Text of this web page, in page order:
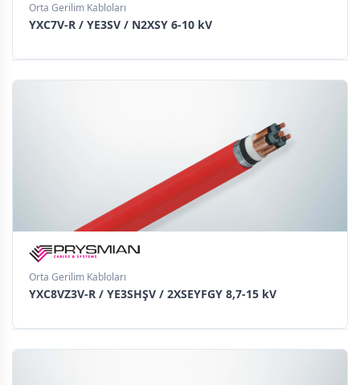
Orta Gerilim Kabloları
YXC7V-R / YE3SV / N2XSY 6-10 kV
Orta Gerilim Kabloları
YXC8VZ3V-R / YE3SHŞV / 2XSEYFGY 8,7-15 kV